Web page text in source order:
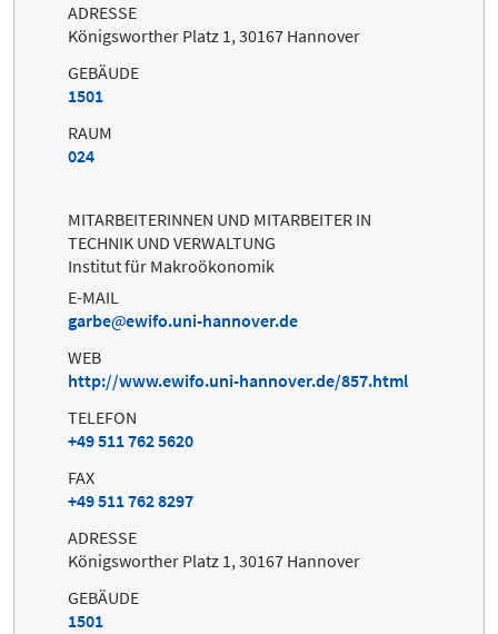
ADRESSE
Königsworther Platz 1, 30167 Hannover
GEBÄUDE
1501
RAUM
024
MITARBEITERINNEN UND MITARBEITER IN
TECHNIK UND VERWALTUNG
Institut für Makroökonomik
E-MAIL
garbe
ewifo.uni-hannover.de
WEB
http://www.ewifo.uni-hannover.de/857.html
TELEFON
+49 511 762 5620
FAX
+49 511 762 8297
ADRESSE
Königsworther Platz 1, 30167 Hannover
GEBÄUDE
1501